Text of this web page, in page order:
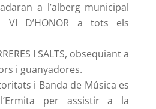
a l’alberg municipal
VI D’HONOR a tots els
I SALTS, obsequiant a
i guanyadores.
i Banda de Música es
per assistir a la